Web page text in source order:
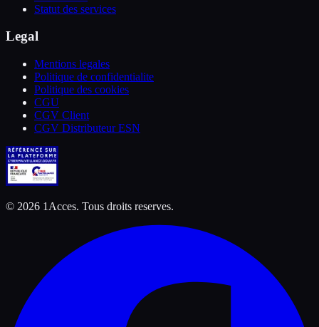
Statut des services
Legal
Mentions legales
Politique de confidentialite
Politique des cookies
CGU
CGV Client
CGV Distributeur ESN
© 2026 1Acces. Tous droits reserves.